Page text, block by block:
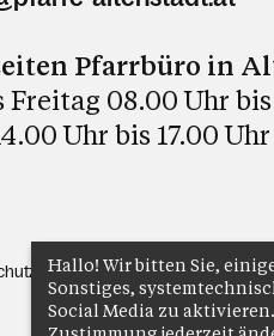
Pfarrbüro in
08.00 Uhr bis
Uhr bis 17.00 Uhr
Anmelden
Hallo! Wir bitten Sie,
Sonstiges,
Social Media zu